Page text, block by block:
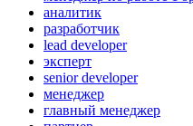
аналитик
разработчик
lead developer
эксперт
senior developer
менеджер
главный менеджер